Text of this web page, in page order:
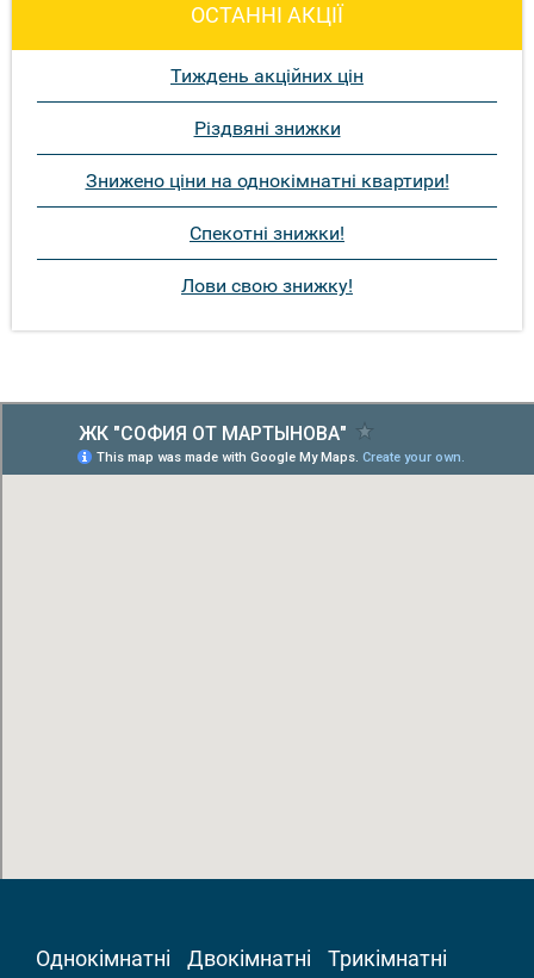
ОСТАННІ АКЦІЇ
Тиждень акційних цін
Різдвяні знижки
Знижено ціни на однокімнатні квартири!
Спекотні знижки!
Лови свою знижку!
Однокімнатні Двокімнатні Трикімнатні